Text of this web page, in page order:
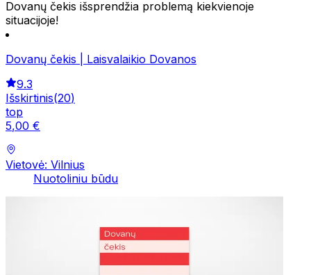
Dovanų čekis išsprendžia problemą kiekvienoje
situacijoje!
Dovanų čekis | Laisvalaikio Dovanos
9.3
Išskirtinis(20)
top
5,00 €
Vietovė: Vilnius
Nuotoliniu būdu